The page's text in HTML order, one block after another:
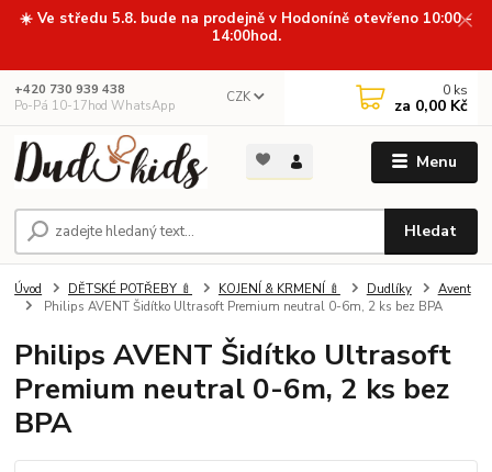
☀️ Ve středu 5.8. bude na prodejně v Hodoníně otevřeno 10:00 -
14:00hod.
Menu
CZK
Hledat
+420 730 939 438
Po-Pá 10-17hod WhatsApp
0 ks
za 0,00 Kč
Úvod DĚTSKÉ POTŘEBY 🍼 KOJENÍ & KRMENÍ 🍼 Dudlíky
Avent
Philips AVENT Šidítko Ultrasoft Premium neutral 0-6m, 2 ks bez BPA
Philips AVENT Šidítko Ultrasoft
Premium neutral 0-6m, 2 ks bez
BPA